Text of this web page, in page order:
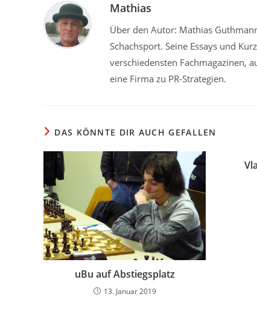
Mathias
Über den Autor: Mathias
Schachsport. Seine Essays und
verschiedensten Fachmagazinen,
eine Firma zu PR-Strategien.
DAS KÖNNTE DIR AUCH GEFALLEN
uBu auf Abstiegsplatz
13. Januar 2019